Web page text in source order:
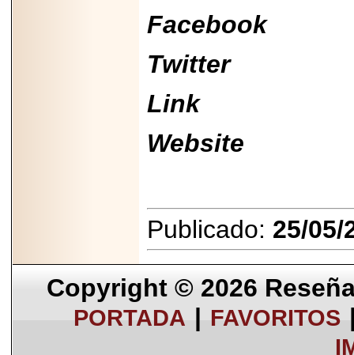
Facebook
Twitter
Link
Website
Publicado: 25/05/
Copyright © 2026
PORTADA | FAVORITOS